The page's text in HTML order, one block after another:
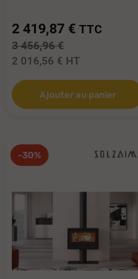
2 419,87 € TTC
3 456,96 €
2 016,56 € HT
Ajouter au panier
-30%